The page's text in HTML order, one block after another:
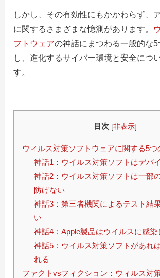
しかし、その有効性にもかかわらず、
に関するさまざまな憶測があります。
フトウェアの神話にまつわる一般的な5
し、進化するサイバー環境と安全につ
す。
目次 [非表示]
ウィルス対策ソフトウェアに関する5つ
神話1：ウイルス対策ソフトはデバ
神話2：ウイルス対策ソフトは一部
防げない
神話3：第三者機関によるテスト結
い
神話4：Apple製品はウイルスに感染
神話5：ウイルス対策ソフトがあれ
れる
ファクトvsフィクション：ウィルス対